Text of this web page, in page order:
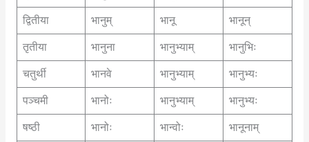
द्वितीया भानुम् भानू भानून्
तृतीया भानुना भानुभ्याम् भानुभिः
चतुर्थी भानवे भानुभ्याम् भानुभ्यः
पञ्चमी भानोः भानुभ्याम् भानुभ्यः
षष्ठी भानोः भान्वोः भानूनाम्